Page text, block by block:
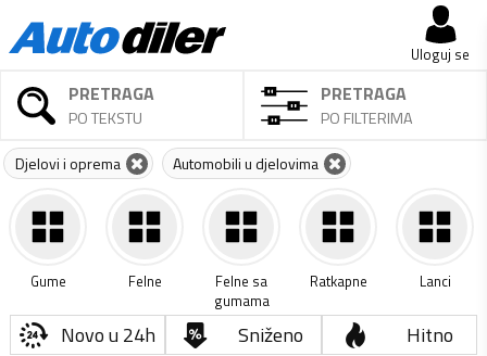
Uloguj se
PRETRAGA
PO TEKSTU
PRETRAGA
PO FILTERIMA
Djelovi i oprema Automobili u djelovima
Gume Felne
Felne sa
gumama
Ratkapne Lanci
Novo u 24h Sniženo Hitno